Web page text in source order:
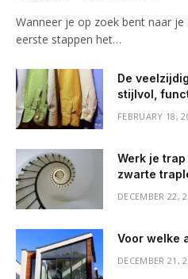
Wanneer je op zoek bent naar
eerste stappen het…
De
stijlvol,
FEBRUARY 18,
Werk je
zwarte
DECEMBER 22,
Voor welke
DECEMBER 21,